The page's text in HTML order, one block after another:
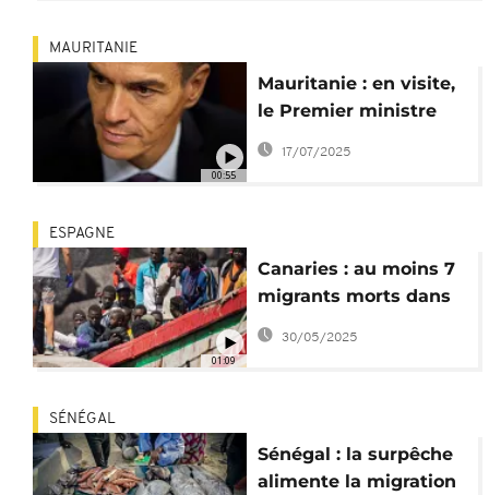
00:55
MAURITANIE
Mauritanie : en visite,
le Premier ministre
espagnol vante
l'immigration
17/07/2025
01:09
ESPAGNE
Canaries : au moins 7
migrants morts dans
un naufrage
30/05/2025
SÉNÉGAL
Sénégal : la surpêche
alimente la migration